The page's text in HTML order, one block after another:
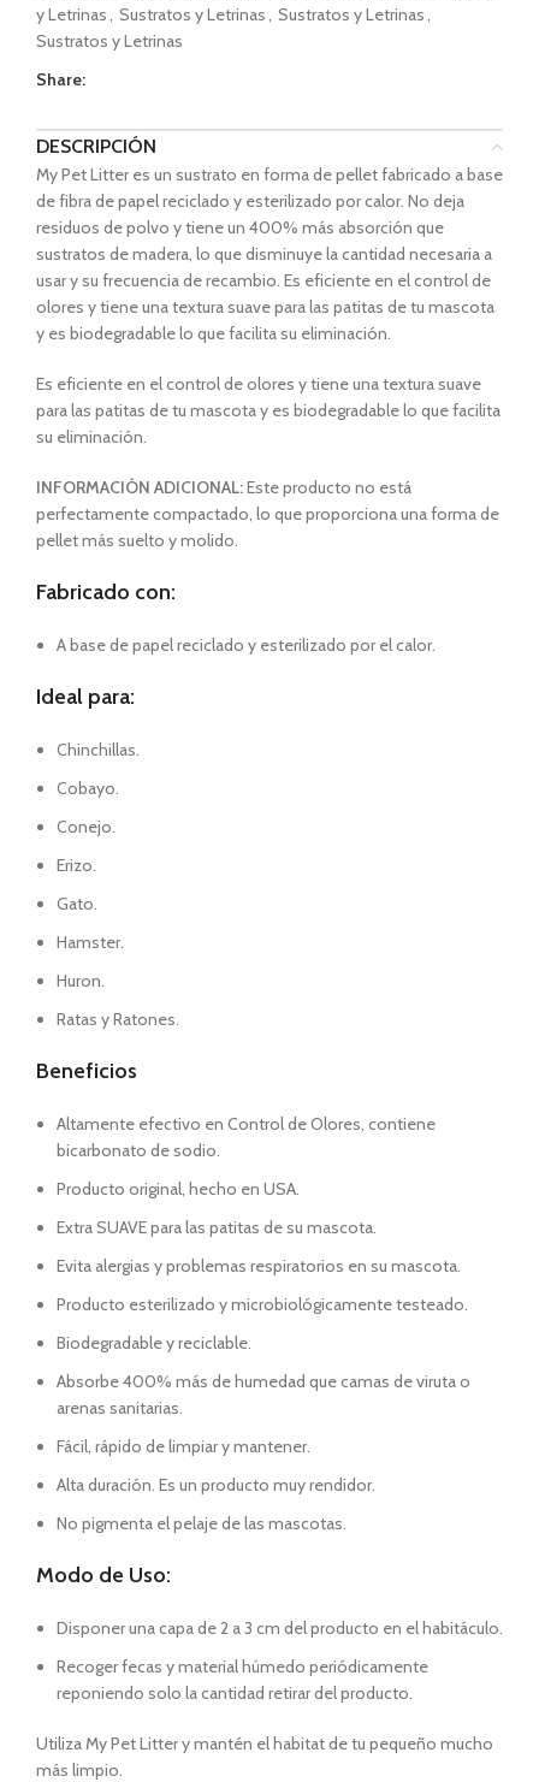
y Letrinas, Sustratos y Letrinas, Sustratos y Letrinas,
Sustratos y Letrinas
Share:
DESCRIPCIÓN
My Pet Litter es un sustrato en forma de pellet fabricado a base
de fibra de papel reciclado y esterilizado por calor. No deja
residuos de polvo y tiene un 400% más absorción que
sustratos de madera, lo que disminuye la cantidad necesaria a
usar y su frecuencia de recambio. Es eficiente en el control de
olores y tiene una textura suave para las patitas de tu mascota
y es biodegradable lo que facilita su eliminación.
Es eficiente en el control de olores y tiene una textura suave
para las patitas de tu mascota y es biodegradable lo que facilita
su eliminación.
INFORMACIÓN ADICIONAL:Este producto no está
perfectamente compactado, lo que proporciona una forma de
pellet más suelto y molido.
Fabricado con:
A base de papel reciclado y esterilizado por el calor.
Ideal para:
Chinchillas.
Cobayo.
Conejo.
Erizo.
Gato.
Hamster.
Huron.
Ratas y Ratones.
Beneficios
Altamente efectivo en Control de Olores, contiene
bicarbonato de sodio.
Producto original, hecho en USA.
Extra SUAVE para las patitas de su mascota.
Evita alergias y problemas respiratorios en su mascota.
Producto esterilizado y microbiológicamente testeado.
Biodegradable y reciclable.
Absorbe 400% más de humedad que camas de viruta o
arenas sanitarias.
Fácil, rápido de limpiar y mantener.
Alta duración. Es un producto muy rendidor.
No pigmenta el pelaje de las mascotas.
Modo de Uso:
Disponer una capa de 2 a 3 cm del producto en el habitáculo.
Recoger fecas y material húmedo periódicamente
reponiendo solo la cantidad retirar del producto.
Utiliza My Pet Litter y mantén el habitat de tu pequeño mucho
más limpio.